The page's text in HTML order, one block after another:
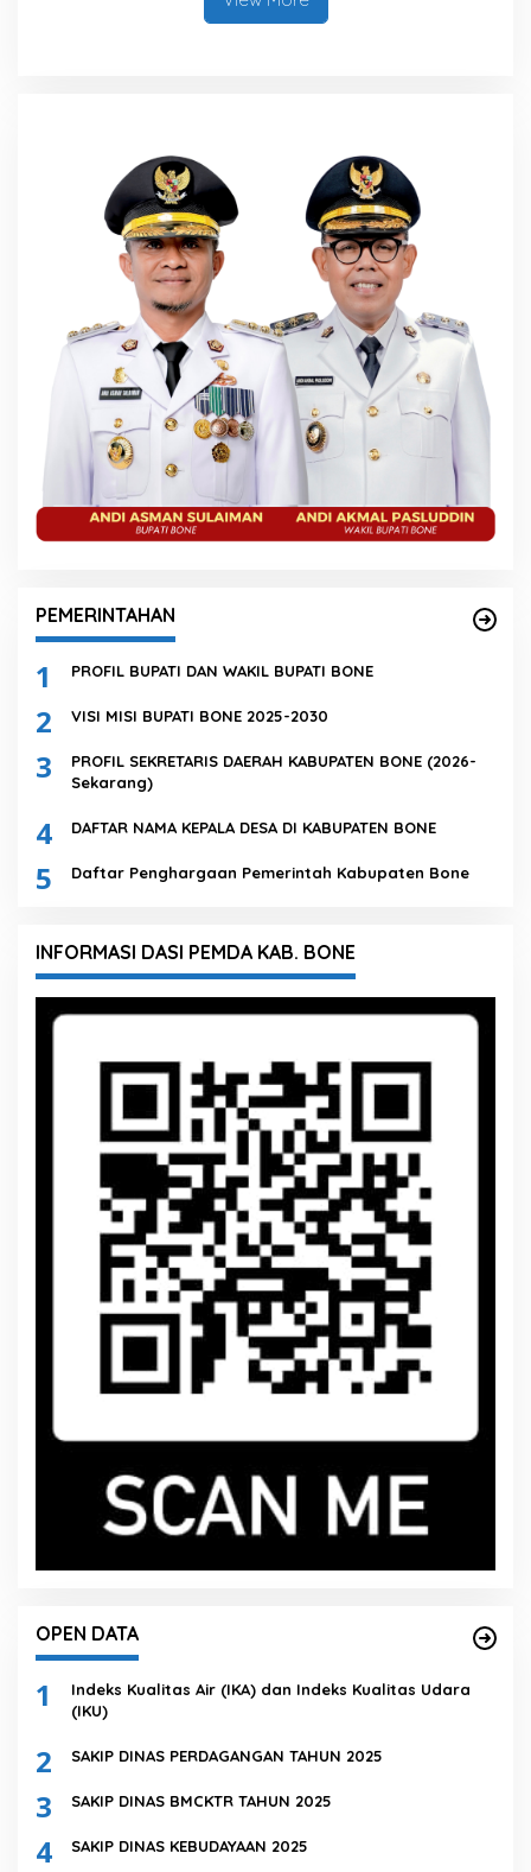
PEMERINTAHAN
1 PROFIL BUPATI DAN WAKIL BUPATI BONE
2 VISI MISI BUPATI BONE 2025-2030
3
PROFIL SEKRETARIS DAERAH KABUPATEN BONE (2026-
Sekarang)
4 DAFTAR NAMA KEPALA DESA DI KABUPATEN BONE
5 Daftar Penghargaan Pemerintah Kabupaten Bone
INFORMASI DASI PEMDA KAB. BONE
OPEN DATA
1
Indeks Kualitas Air (IKA) dan Indeks Kualitas Udara
(IKU)
2 SAKIP DINAS PERDAGANGAN TAHUN 2025
3 SAKIP DINAS BMCKTR TAHUN 2025
4 SAKIP DINAS KEBUDAYAAN 2025